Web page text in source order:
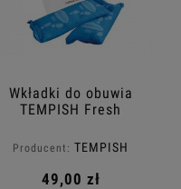
Wkładki do obuwia
TEMPISH Fresh
Producent: TEMPISH
49,00 zł